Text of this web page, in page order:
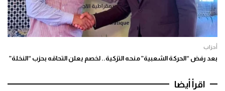
أحزاب
بعد رفض “الحركة الشعبية” منحه التزكية.. لخصم يعلن التحاقه بحزب “النخلة”
اقرأ أيضا